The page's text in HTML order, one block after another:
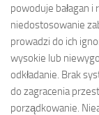
powoduje bałagan
niedostosowanie
prowadzi do ich
wysokie lub
odkładanie. Brak
do zagracenia
porządkowanie.